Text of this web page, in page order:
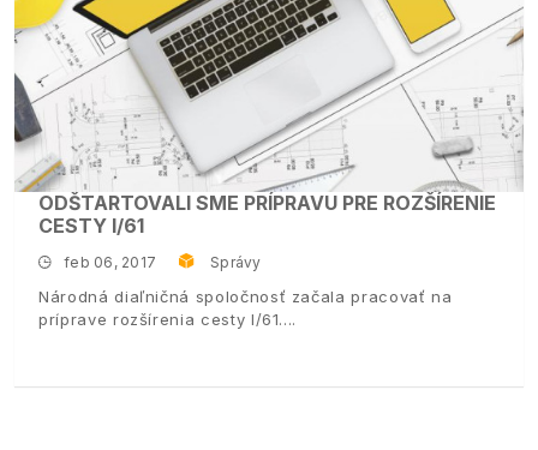
ODŠTARTOVALI SME PRÍPRAVU PRE ROZŠÍRENIE
CESTY I/61
feb 06, 2017 Správy
Národná diaľničná spoločnosť začala pracovať na
príprave rozšírenia cesty I/61.